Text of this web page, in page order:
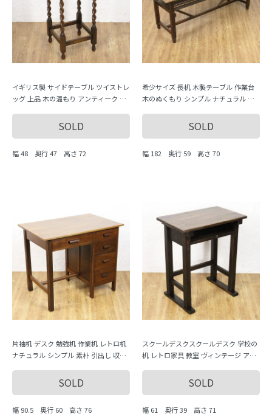
イギリス製 サイドテーブル ツイストレ
ッグ 上品 木の温もり アンティーク イ
SOLD
幅 48 奥行 47 高さ 72
希少サイズ 長机 木製テーブル 作業台
木のぬくもり シンプル ナチュラル 日
SOLD
幅 182 奥行 59 高さ 70
片袖机 デスク 勉強机 作業机 レトロ机
ナチュラル シンプル 素朴 引出し 収納
SOLD
幅 90.5 奥行 60 高さ 76
スクールデスクスクールデスク 学校の
机 レトロ家具 教室 ヴィンテージ アン
SOLD
幅 61 奥行 39 高さ 71